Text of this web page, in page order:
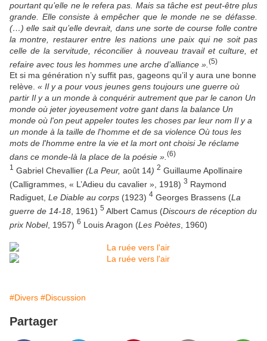
pourtant qu’elle ne le refera pas. Mais sa tâche est peut-être plus
grande. Elle consiste à empêcher que le monde ne se défasse.
(…) elle sait qu’elle devrait, dans une sorte de course folle contre
la montre, restaurer entre les nations une paix qui ne soit pas
celle de la servitude, réconcilier à nouveau travail et culture, et
refaire avec tous les hommes une arche d’alliance ». (5)
Et si ma génération n’y suffit pas, gageons qu’il y aura une bonne
relève. « Il y a pour vous jeunes gens toujours une guerre où
partir Il y a un monde à conquérir autrement que par le canon Un
monde où jeter joyeusement votre gant dans la balance Un
monde où l'on peut appeler toutes les choses par leur nom Il y a
un monde à la taille de l'homme et de sa violence Où tous les
mots de l'homme entre la vie et la mort ont choisiJe réclame
dans ce monde-là la place de la poésie ». (6)
1
Gabriel Chevallier (La Peur, août 14) 2 Guillaume Apollinaire
(Calligrammes, « L’Adieu du cavalier », 1918) 3 Raymond
Radiguet, Le Diable au corps (1923) 4 Georges Brassens (La
guerre de 14-18 , 1961) 5 Albert Camus (Discours de réception du
prix Nobel, 1957) 6 Louis Aragon (Les Poètes , 1960)
#Divers #Discussion
Partager